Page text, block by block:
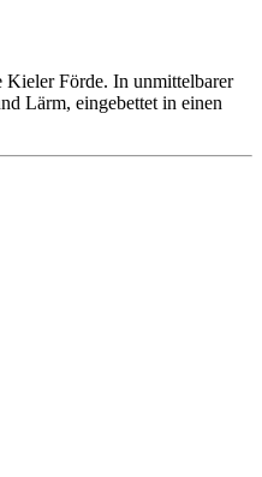
Kieler Förde. In unmittelbarer
Lärm, eingebettet in einen